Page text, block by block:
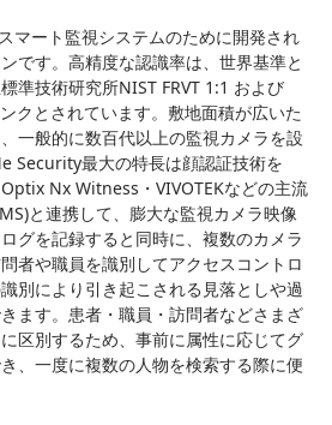
マート監視システムのために開発され
です。高精度な認識率は、世界基準と
準技術研究所NIST FRVT 1:1 および
クとされています。敷地面積が広いた
一般的に数百代以上の監視カメラを設
Security最大の特長は顔認証技術を
Nx Witness・VIVOTEKなどの主流
と連携して、膨大な監視カメラ映像
グを記録すると同時に、複数のカメラ
者や職員を識別してアクセスコントロ
別により引き起こされる見落としや過
ます。患者・職員・訪問者などさまざ
区別するため、事前に属性に応じてグ
、一度に複数の人物を検索する際に便